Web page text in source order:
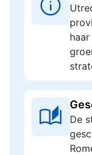
De